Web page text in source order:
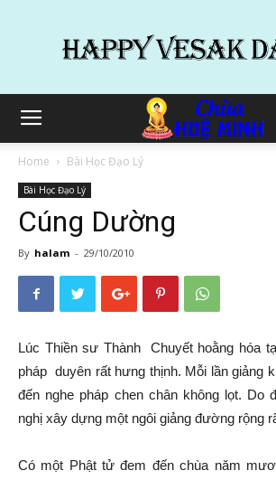
Home Bài Học Đạo Lý
Bài Học Đạo Lý
Cúng Dường
By halam - 29/10/2010
Lúc Thiền sư Thành Chuyết hoằng hóa
pháp duyên rất hưng thịnh. Mỗi lần giảng
đến nghe pháp chen chân không lọt. Do
nghị xây dựng một ngôi giảng đường rộng
Có một Phật tử đem đến chùa năm